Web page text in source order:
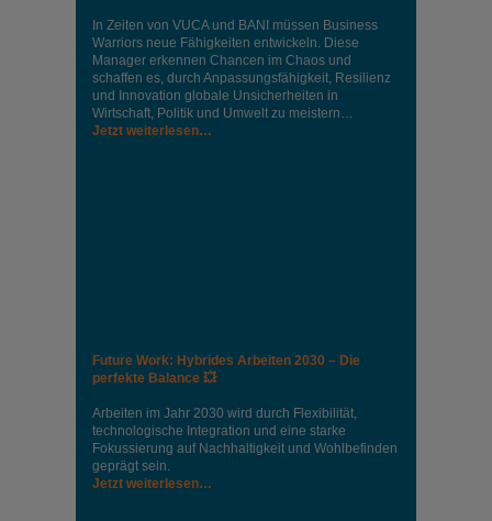
In Zeiten von VUCA und BANI müssen Business
Warriors neue Fähigkeiten entwickeln. Diese
Manager erkennen Chancen im Chaos und
schaffen es, durch Anpassungsfähigkeit, Resilienz
und Innovation globale Unsicherheiten in
Wirtschaft, Politik und Umwelt zu meistern…
Jetzt weiterlesen…
Future Work: Hybrides Arbeiten 2030 – Die
perfekte Balance 💥
Arbeiten im Jahr 2030 wird durch Flexibilität,
technologische Integration und eine starke
Fokussierung auf Nachhaltigkeit und Wohlbefinden
geprägt sein.
Jetzt weiterlesen…